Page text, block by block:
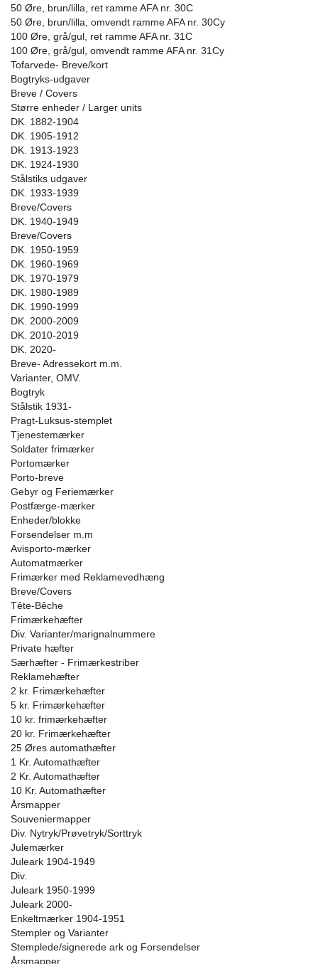
50 Øre, brun/lilla, ret ramme AFA nr. 30C
50 Øre, brun/lilla, omvendt ramme AFA nr. 30Cy
100 Øre, grå/gul, ret ramme AFA nr. 31C
100 Øre, grå/gul, omvendt ramme AFA nr. 31Cy
Tofarvede- Breve/kort
Bogtryks-udgaver
Breve / Covers
Større enheder / Larger units
DK. 1882-1904
DK. 1905-1912
DK. 1913-1923
DK. 1924-1930
Stålstiks udgaver
DK. 1933-1939
Breve/Covers
DK. 1940-1949
Breve/Covers
DK. 1950-1959
DK. 1960-1969
DK. 1970-1979
DK. 1980-1989
DK. 1990-1999
DK. 2000-2009
DK. 2010-2019
DK. 2020-
Breve- Adressekort m.m.
Varianter, OMV.
Bogtryk
Stålstik 1931-
Pragt-Luksus-stemplet
Tjenestemærker
Soldater frimærker
Portomærker
Porto-breve
Gebyr og Feriemærker
Postfærge-mærker
Enheder/blokke
Forsendelser m.m
Avisporto-mærker
Automatmærker
Frimærker med Reklamevedhæng
Breve/Covers
Tête-Bêche
Frimærkehæfter
Div. Varianter/marignalnummere
Private hæfter
Særhæfter - Frimærkestriber
Reklamehæfter
2 kr. Frimærkehæfter
5 kr. Frimærkehæfter
10 kr. frimærkehæfter
20 kr. Frimærkehæfter
25 Øres automathæfter
1 Kr. Automathæfter
2 Kr. Automathæfter
10 Kr. Automathæfter
Årsmapper
Souveniermapper
Div. Nytryk/Prøvetryk/Sorttryk
Julemærker
Juleark 1904-1949
Div.
Juleark 1950-1999
Juleark 2000-
Enkeltmærker 1904-1951
Stempler og Varianter
Stemplede/signerede ark og Forsendelser
Årsmapper